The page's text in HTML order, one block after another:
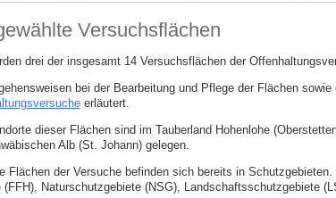
Versuchsflächen
drei der insgesamt 14 Versuchsflächen der
bei der Bearbeitung und Pflege der Flächen
erläutert.
dieser Flächen sind im Tauberland Hohenlohe
Alb (St. Johann) gelegen.
Flächen der Versuche befinden sich bereits in
(FFH), Naturschutzgebiete (NSG), Landschaftsschutzgebiete